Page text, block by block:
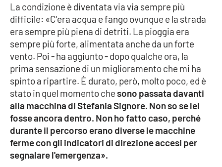
Venti di comunicazione
STREAMING
LaC TV
LaC Network
LaC OnAir
EDIZIONI
La condizione è diventata via via sempre più
difficile: «C'era acqua e fango ovunque e la strada
era sempre più piena di detriti. La pioggia era
sempre più forte, alimentata anche da un forte
vento. Poi - ha aggiunto - dopo qualche ora, la
prima sensazione di un miglioramento che mi ha
spinto a ripartire. È durato, però, molto poco, ed è
stato in quel momento chesono passata davanti
alla macchina di Stefania Signore. Non so se lei
fosse ancora dentro. Non ho fatto caso, perché
durante il percorso erano diverse le macchine
ferme con gli indicatori di direzione accesi per
segnalare l'emergenza».